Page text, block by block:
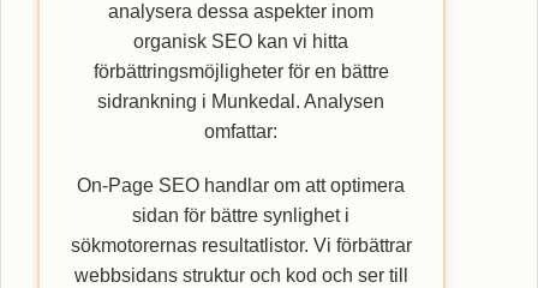
analysera dessa aspekter inom
organisk SEO kan vi hitta
förbättringsmöjligheter för en bättre
sidrankning i Munkedal. Analysen
omfattar:
On-Page SEO handlar om att optimera
sidan för bättre synlighet i
sökmotorernas resultatlistor. Vi förbättrar
webbsidans struktur och kod och ser till